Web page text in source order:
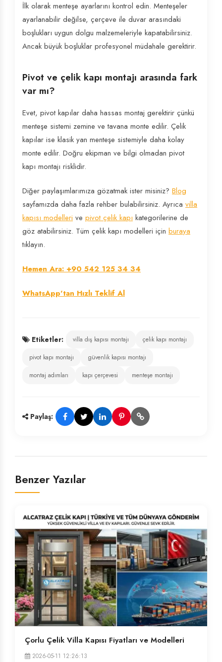
İlk olarak menteşe ayarlarını kontrol edin. Menteşeler
ayarlanabilir değilse, çerçeve ile duvar arasındaki
boşlukları uygun dolgu malzemeleriyle kapatabilirsiniz.
Ancak büyük boşluklar profesyonel müdahale gerektirir.
Pivot ve çelik kapı montajı arasında fark
var mı?
Evet, pivot kapılar daha hassas montaj gerektirir çünkü
menteşe sistemi zemine ve tavana monte edilir. Çelik
kapılar ise klasik yan menteşe sistemiyle daha kolay
monte edilir. Doğru ekipman ve bilgi olmadan pivot
kapı montajı risklidir.
Diğer paylaşımlarımıza gözatmak ister misiniz? Blog
sayfamızda daha fazla rehber bulabilirsiniz. Ayrıca villa
kapısı modelleri ve pivot çelik kapı kategorilerine de
göz atabilirsiniz. Tüm çelik kapı modelleri için buraya
tıklayın.
Hemen Ara: +90 542 125 34 34
WhatsApp'tan Hızlı Teklif Al
Etiketler: villa dış kapısı montajı
çelik kapı montajı
pivot kapı montajı
güvenlik kapısı montajı
montaj adımları
kapı çerçevesi menteşe montajı
Paylaş:
Benzer Yazılar
Çorlu Çelik Villa Kapısı Fiyatları ve Modelleri
2026-05-11 12:26:13